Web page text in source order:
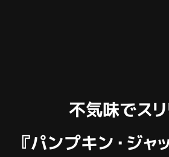
不気味でス
『パンプキン・ジ